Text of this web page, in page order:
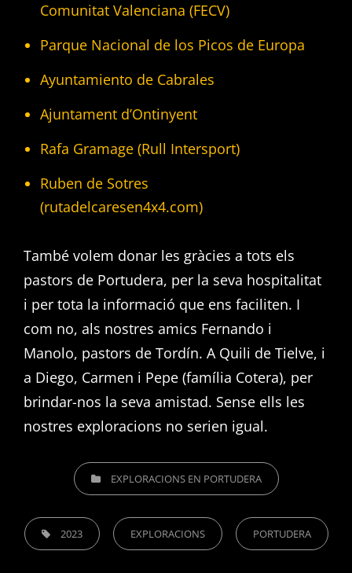
Comunitat Valenciana (FECV)
Parque Nacional de los Picos de Europa
Ayuntamiento de Cabrales
Ajuntament d’Ontinyent
Rafa Gramage (Rull Intersport)
Ruben de Sotres
(rutadelcaresen4x4.com)
També volem donar les gràcies a tots els
pastors de Portudera, per la seva hospitalitat
i per tota la informació que ens faciliten. I
com no, als nostres amics Fernando i
Manolo, pastors de Tordín. A Quili de Tielve, i
a Diego, Carmen i Pepe (família Cotera), per
brindar-nos la seva amistad. Sense ells les
nostres exploracions no serien igual.
CATEGORIESEXPLORACIONS EN PORTUDERA
TAGS, 2023 EXPLORACIONS PORTUDERA